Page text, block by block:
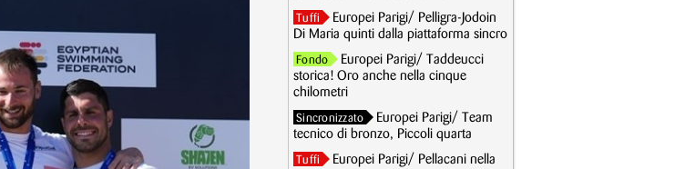
Tuffi
Europei Parigi/ Pelligra-Jodoin
Di Maria quinti dalla piattaforma sincro
Fondo
Europei Parigi/ Taddeucci
storica! Oro anche nella cinque
chilometri
Sincronizzato
Europei Parigi/ Team
tecnico di bronzo, Piccoli quarta
Tuffi
Europei Parigi/ Pellacani nella